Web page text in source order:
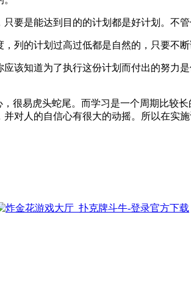
要是能达到目的的计划都是好计划。不
列的计划过高过低都是自然的，只要不断
该知道为了执行这份计划而付出的努力
很易虎头蛇尾。而学习是一个周期比较
对人的自信心有很大的动摇。所以在实